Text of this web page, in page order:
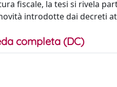
fiscale, la tesi si rivela
introdotte dai decreti
completa (DC)